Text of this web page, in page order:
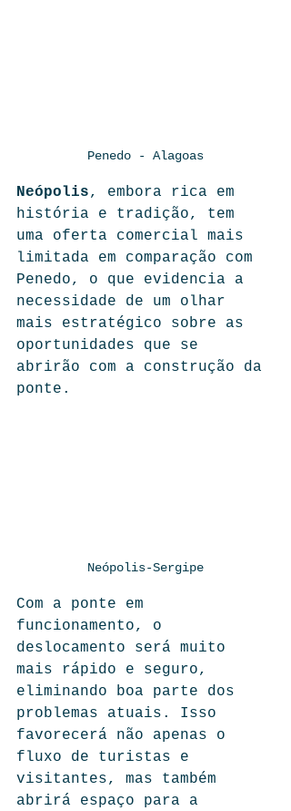
Penedo - Alagoas
Neópolis, embora rica em
história e tradição, tem
uma oferta comercial mais
limitada em comparação com
Penedo, o que evidencia a
necessidade de um olhar
mais estratégico sobre as
oportunidades que se
abrirão com a construção da
ponte.
Neópolis-Sergipe
Com a ponte em
funcionamento, o
deslocamento será muito
mais rápido e seguro,
eliminando boa parte dos
problemas atuais. Isso
favorecerá não apenas o
fluxo de turistas e
visitantes, mas também
abrirá espaço para a